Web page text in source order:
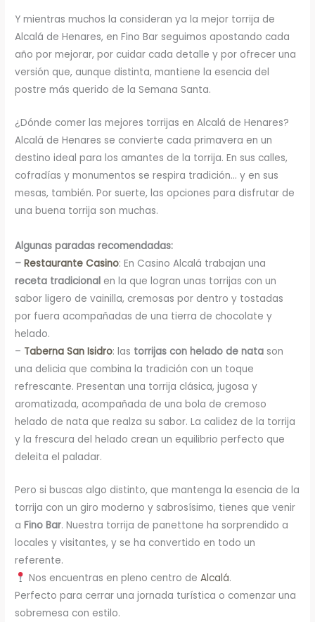
Y mientras muchos la consideran ya la mejor torrija de
Alcalá de Henares, en Fino Bar seguimos apostando cada
año por mejorar, por cuidar cada detalle y por ofrecer una
versión que, aunque distinta, mantiene la esencia del
postre más querido de la Semana Santa.
¿Dónde comer las mejores torrijas en Alcalá de Henares?
Alcalá de Henares se convierte cada primavera en un
destino ideal para los amantes de la torrija. En sus calles,
cofradías y monumentos se respira tradición… y en sus
mesas, también. Por suerte, las opciones para disfrutar de
una buena torrija son muchas.
Algunas paradas recomendadas:
–Restaurante Casino: En Casino Alcalá trabajan una
receta tradicional en la que logran unas torrijas con un
sabor ligero de vainilla, cremosas por dentro y tostadas
por fuera acompañadas de una tierra de chocolate y
helado.
– Taberna San Isidro: las torrijas con helado de nata son
una delicia que combina la tradición con un toque
refrescante. Presentan una torrija clásica, jugosa y
aromatizada, acompañada de una bola de cremoso
helado de nata que realza su sabor. La calidez de la torrija
y la frescura del helado crean un equilibrio perfecto que
deleita el paladar.
Pero si buscas algo distinto, que mantenga la esencia de la
torrija con un giro moderno y sabrosísimo, tienes que venir
aFino Bar. Nuestra torrija de panettone ha sorprendido a
locales y visitantes, y se ha convertido en todo un
referente.
Nos encuentras en pleno centro de Alcalá.
Perfecto para cerrar una jornada turística o comenzar una
sobremesa con estilo.